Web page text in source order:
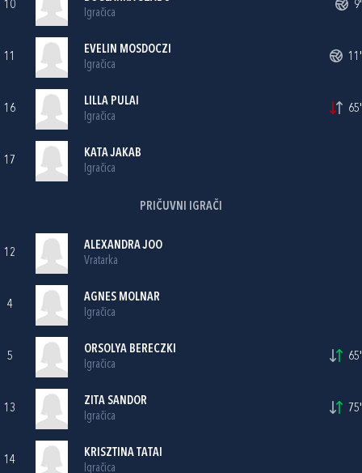
10
Igračica
9'
11
EVELIN MOSDOCZI
Igračica
11'
16
LILLA PULAI
Igračica
65'
17
KATA JAKAB
Igračica
PRIČUVNI IGRAČI
12
ALEXANDRA JOO
Vratarka
4
AGNES MOLNAR
Igračica
5
ORSOLYA BERECZKI
Igračica
65'
13
ZITA SANDOR
Igračica
75'
14
KRISZTINA TATAI
Igračica